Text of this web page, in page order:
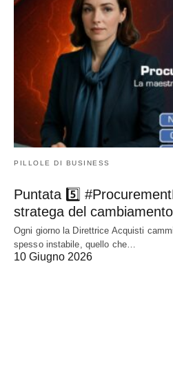
PILLOLE DI BUSINESS
Puntata 5️⃣
stratega del
Ogni giorno la Direttrice Acquisti
spesso instabile, quello che…
10 Giugno 2026